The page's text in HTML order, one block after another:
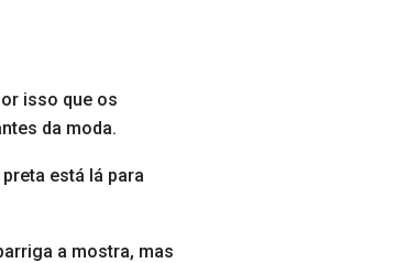
isso que os
da moda.
está lá para
a mostra, mas